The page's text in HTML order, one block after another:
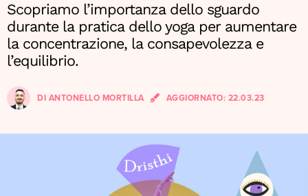
Scopriamo l’importanza dello sguardo
durante la pratica dello yoga per aumentare
la concentrazione, la consapevolezza e
l’equilibrio.
DI ANTONELLO MORTILLA AGGIORNATO: 22.03.23